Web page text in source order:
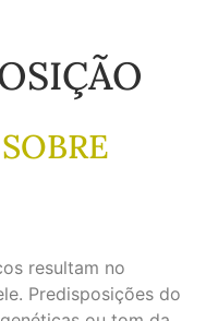
resultam no
Predisposições do